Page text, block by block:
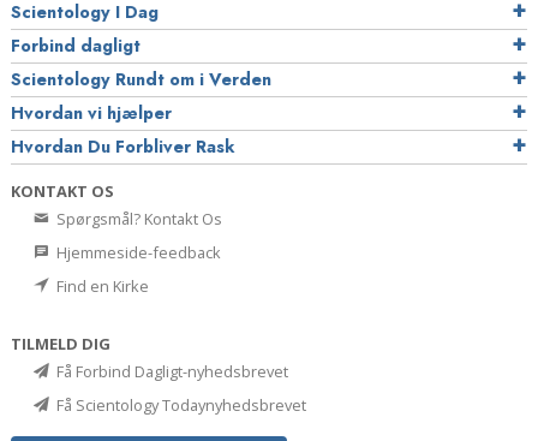
Scientology I Dag
Forbind dagligt
Scientology Rundt om i Verden
Hvordan vi hjælper
Hvordan Du Forbliver Rask
KONTAKT OS
Spørgsmål? Kontakt Os
Hjemmeside-feedback
Find en Kirke
TILMELD DIG
Få Forbind Dagligt-nyhedsbrevet
Få Scientology Todaynyhedsbrevet